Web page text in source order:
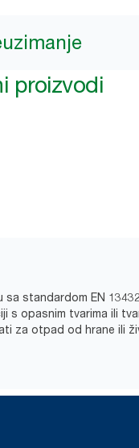
proizvodi
sa standardom EN
s opasnim tvarima ili
za otpad od hrane ili